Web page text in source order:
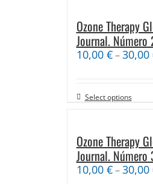
Ozone Therapy
Journal. Número
10,00 €–30,00
Select options
Ozone Therapy
Journal. Número
10,00 €–30,00